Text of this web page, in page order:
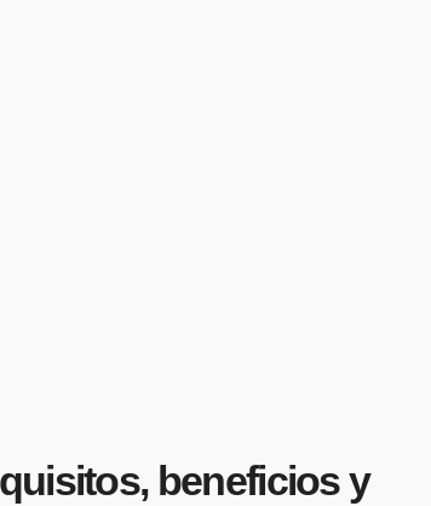
beneficios y